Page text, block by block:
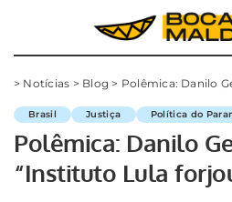
> Notícias > Blog > Polêmica: Danilo Gentili
Brasil Justiça Política do
Polêmica: Danilo
“Instituto Lula